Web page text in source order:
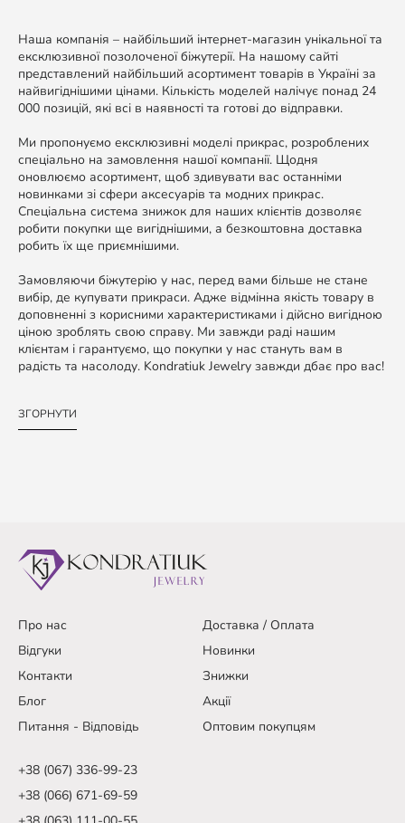
Наша компанія – найбільший інтернет-магазин унікальної та
ексклюзивної позолоченої біжутерії. На нашому сайті
представлений найбільший асортимент товарів в Україні за
найвигіднішими цінами. Кількість моделей налічує понад 24
000 позицій, які всі в наявності та готові до відправки.
Ми пропонуємо ексклюзивні моделі прикрас, розроблених
спеціально на замовлення нашої компанії. Щодня
оновлюємо асортимент, щоб здивувати вас останніми
новинками зі сфери аксесуарів та модних прикрас.
Спеціальна система знижок для наших клієнтів дозволяє
робити покупки ще вигіднішими, а безкоштовна доставка
робить їх ще приємнішими.
Замовляючи біжутерію у нас, перед вами більше не стане
вибір, де купувати прикраси. Адже відмінна якість товару в
доповненні з корисними характеристиками і дійсно вигідною
ціною зроблять свою справу. Ми завжди раді нашим
клієнтам і гарантуємо, що покупки у нас стануть вам в
радість та насолоду. Kondratiuk Jewelry завжди дбає про вас!
ЗГОРНУТИ
Про нас
Доставка / Оплата
Відгуки
Новинки
Контакти
Знижки
Блог
Акції
Питання - Відповідь
Оптовим покупцям
+38 (067) 336-99-23
+38 (066) 671-69-59